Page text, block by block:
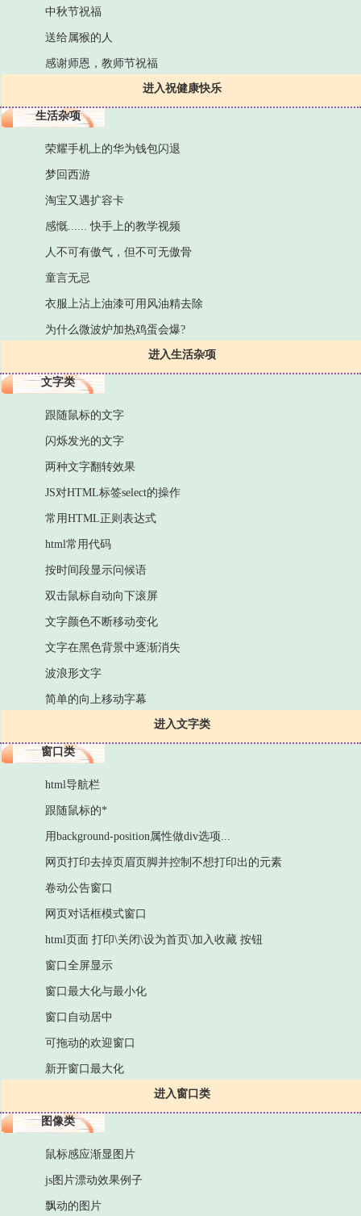
进入祝健康快乐
中秋节祝福
送给属猴的人
感谢师恩，教师节祝福
生活杂项
进入生活杂项
荣耀手机上的华为钱包闪退
梦回西游
淘宝又遇扩容卡
感慨...... 快手上的教学视频
人不可有傲气，但不可无傲骨
童言无忌
衣服上沾上油漆可用风油精去除
为什么微波炉加热鸡蛋会爆?
文字类
进入文字类
跟随鼠标的文字
闪烁发光的文字
两种文字翻转效果
JS对HTML标签select的操作
常用HTML正则表达式
html常用代码
按时间段显示问候语
双击鼠标自动向下滚屏
文字颜色不断移动变化
文字在黑色背景中逐渐消失
波浪形文字
简单的向上移动字幕
窗口类
进入窗口类
html导航栏
跟随鼠标的*
用background-position属性做div选项...
网页打印去掉页眉页脚并控制不想打印出的元素
卷动公告窗口
网页对话框模式窗口
html页面 打印\关闭\设为首页\加入收藏 按钮
窗口全屏显示
窗口最大化与最小化
窗口自动居中
可拖动的欢迎窗口
新开窗口最大化
图像类
鼠标感应渐显图片
js图片漂动效果例子
飘动的图片